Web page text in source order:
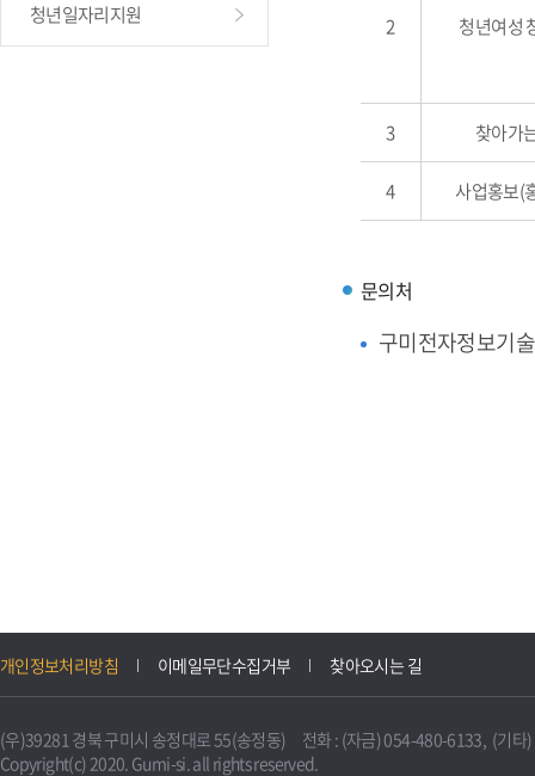
청년일자리지원 2 청년여성
3 찾아가
4 사업홍보(
문의처
구미전자정보기
개인정보처리방침 이메일무단수집거부 찾아오시는 길
(우)39281 경북 구미시 송정대로 55(송정동) 전화 : (자금) 054-480-6133, (기타
Copyright(c) 2020. Gumi-si. all rights reserved.